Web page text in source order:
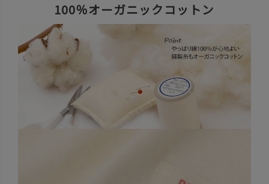
100％オーガニックコットン